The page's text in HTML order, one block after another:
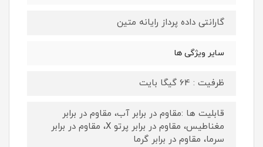
گارانتی داده پرداز رایانه متین
سایر ویژگی ها
ظرفیت : 64 گیگا بایت
قابلیت ها :مقاوم در برابر آب، مقاوم در برابر
مغناطیس، مقاوم در برابر پرتو X، مقاوم در برابر
سرما، مقاوم در برابر گرما